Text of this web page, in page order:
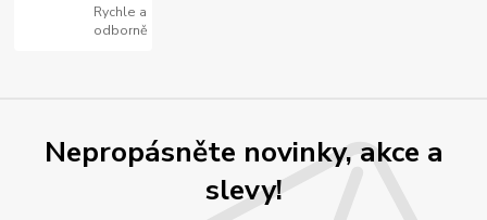
Rychle a
odborně
Nepropásněte novinky, akce a
slevy!